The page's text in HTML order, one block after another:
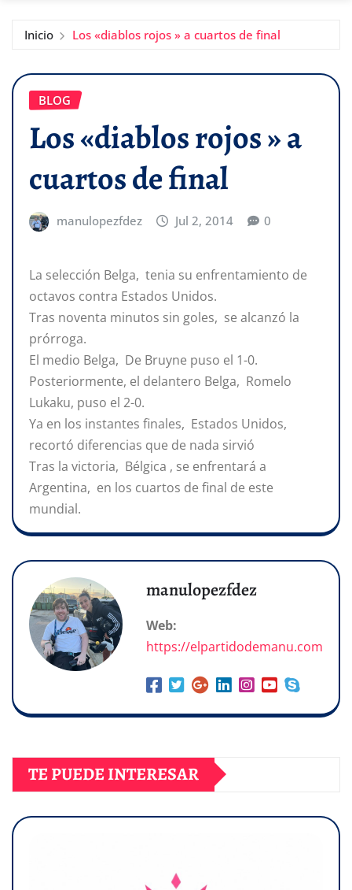
Inicio Los «diablos rojos » a cuartos de final
BLOG
Los «diablos rojos » a
cuartos de final
manulopezfdez Jul 2, 2014 0
La selección Belga, tenia su enfrentamiento de
octavos contra Estados Unidos.
Tras noventa minutos sin goles, se alcanzó la
prórroga.
El medio Belga, De Bruyne puso el 1-0.
Posteriormente, el delantero Belga, Romelo
Lukaku, puso el 2-0.
Ya en los instantes finales, Estados Unidos,
recortó diferencias que de nada sirvió
Tras la victoria, Bélgica , se enfrentará a
Argentina, en los cuartos de final de este
mundial.
manulopezfdez
Web:
https://elpartidodemanu.com
TE PUEDE INTERESAR